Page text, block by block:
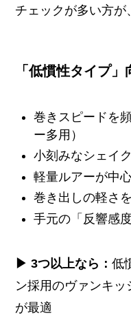
チェックが多い方が
「低慣性タイプ」
巻きスピードを
ー多用）
小刻みなシェイ
軽量ルアーが中
巻き出しの軽さ
手元の「反響感
▶ 3つ以上なら：低
ン採用のヴァンキッ
が最適